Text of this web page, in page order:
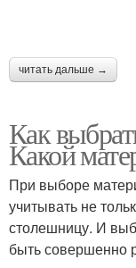
читать дальше →
Как
Какой
При выборе
учитывать не
столешницу. И
быть совершенно